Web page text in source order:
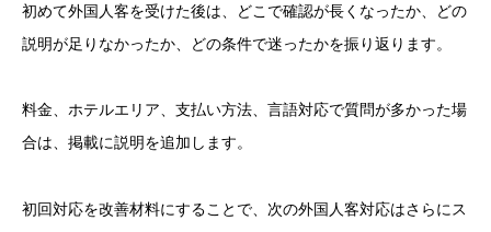
初めて外国人客を受けた後は、どこで確認が長くなったか、どの
説明が足りなかったか、どの条件で迷ったかを振り返ります。
料金、ホテルエリア、支払い方法、言語対応で質問が多かった場
合は、掲載に説明を追加します。
初回対応を改善材料にすることで、次の外国人客対応はさらにス